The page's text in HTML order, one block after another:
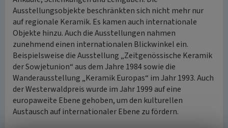
Ausstellungsobjekte beschränkten sich nicht mehr nur
auf regionale Keramik. Es kamen auch internationale
Objekte hinzu. Auch die Ausstellungen nahmen
zunehmend einen internationalen Blickwinkel ein.
Beispielsweise die Ausstellung „Zeitgenössische Keramik
der Sowjetunion“ aus dem Jahre 1984 sowie die
Wanderausstellung „Keramik Europas“ im Jahr 1993. Auch
der Westerwaldpreis wurde im Jahr 1999 auf eine
europaweite Ebene gehoben, um den kulturellen
Austausch auf internationaler Ebene zu fördern.